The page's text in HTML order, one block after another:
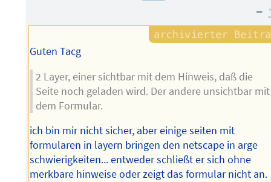
Autors
–
Guten Tacg
2 Layer, einer sichtbar mit dem Hinweis, daß die
Seite noch geladen wird. Der andere unsichtbar mit
dem Formular.
ich bin mir nicht sicher, aber einige seiten mit
formularen in layern bringen den netscape in arge
schwierigkeiten... entweder schließt er sich ohne
merkbare hinweise oder zeigt das formular nicht an.